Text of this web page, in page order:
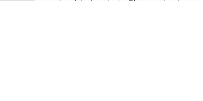
bandeja de entrada. Obviamente, si su